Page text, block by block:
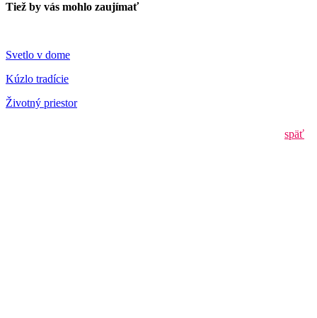
Tiež by vás mohlo zaujímať
Svetlo v dome
Kúzlo tradície
Životný priestor
späť